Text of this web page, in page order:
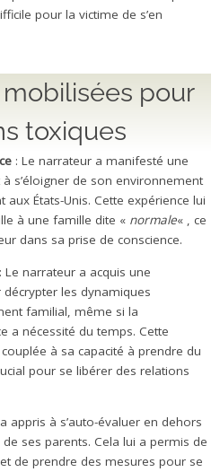
pour la victime de s’en
pour
toxiques
: Le narrateur a manifesté une
s’éloigner de son environnement
États-Unis. Cette expérience lui
à une famille dite « normale« , ce
dans sa prise de conscience.
: Le narrateur a acquis une
les dynamiques
familial, même si la
a nécessité du temps. Cette
à sa capacité à prendre du
pour se libérer des relations
appris à s’auto-évaluer en dehors
ses parents. Cela lui a permis de
de prendre des mesures pour se